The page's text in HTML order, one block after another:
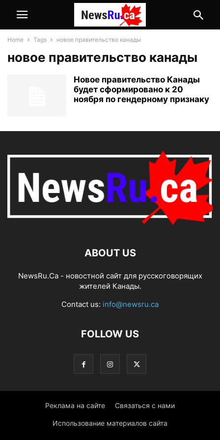
Home Tags новое правительство канады
новое правительство канады
Новое правительство Канады
будет сформировано к 20
ноября по гендерному признаку
ABOUT US
NewsRu.Ca - новостной сайт для русскоговорящих
жителей Канады.
Contact us: info@newsru.ca
FOLLOW US
Реклама на сайте Связаться с нами
Использование материалов сайта